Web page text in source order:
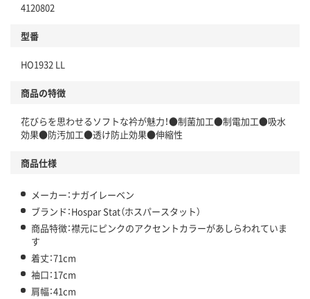
4120802
型番
HO1932 LL
商品の特徴
花びらを思わせるソフトな衿が魅力！●制菌加工●制電加工●吸水
効果●防汚加工●透け防止効果●伸縮性
商品仕様
メーカー：ナガイレーベン
ブランド：Hospar Stat（ホスパースタット）
商品特徴：襟元にピンクのアクセントカラーがあしらわれていま
す
着丈：71cm
袖口：17cm
肩幅：41cm